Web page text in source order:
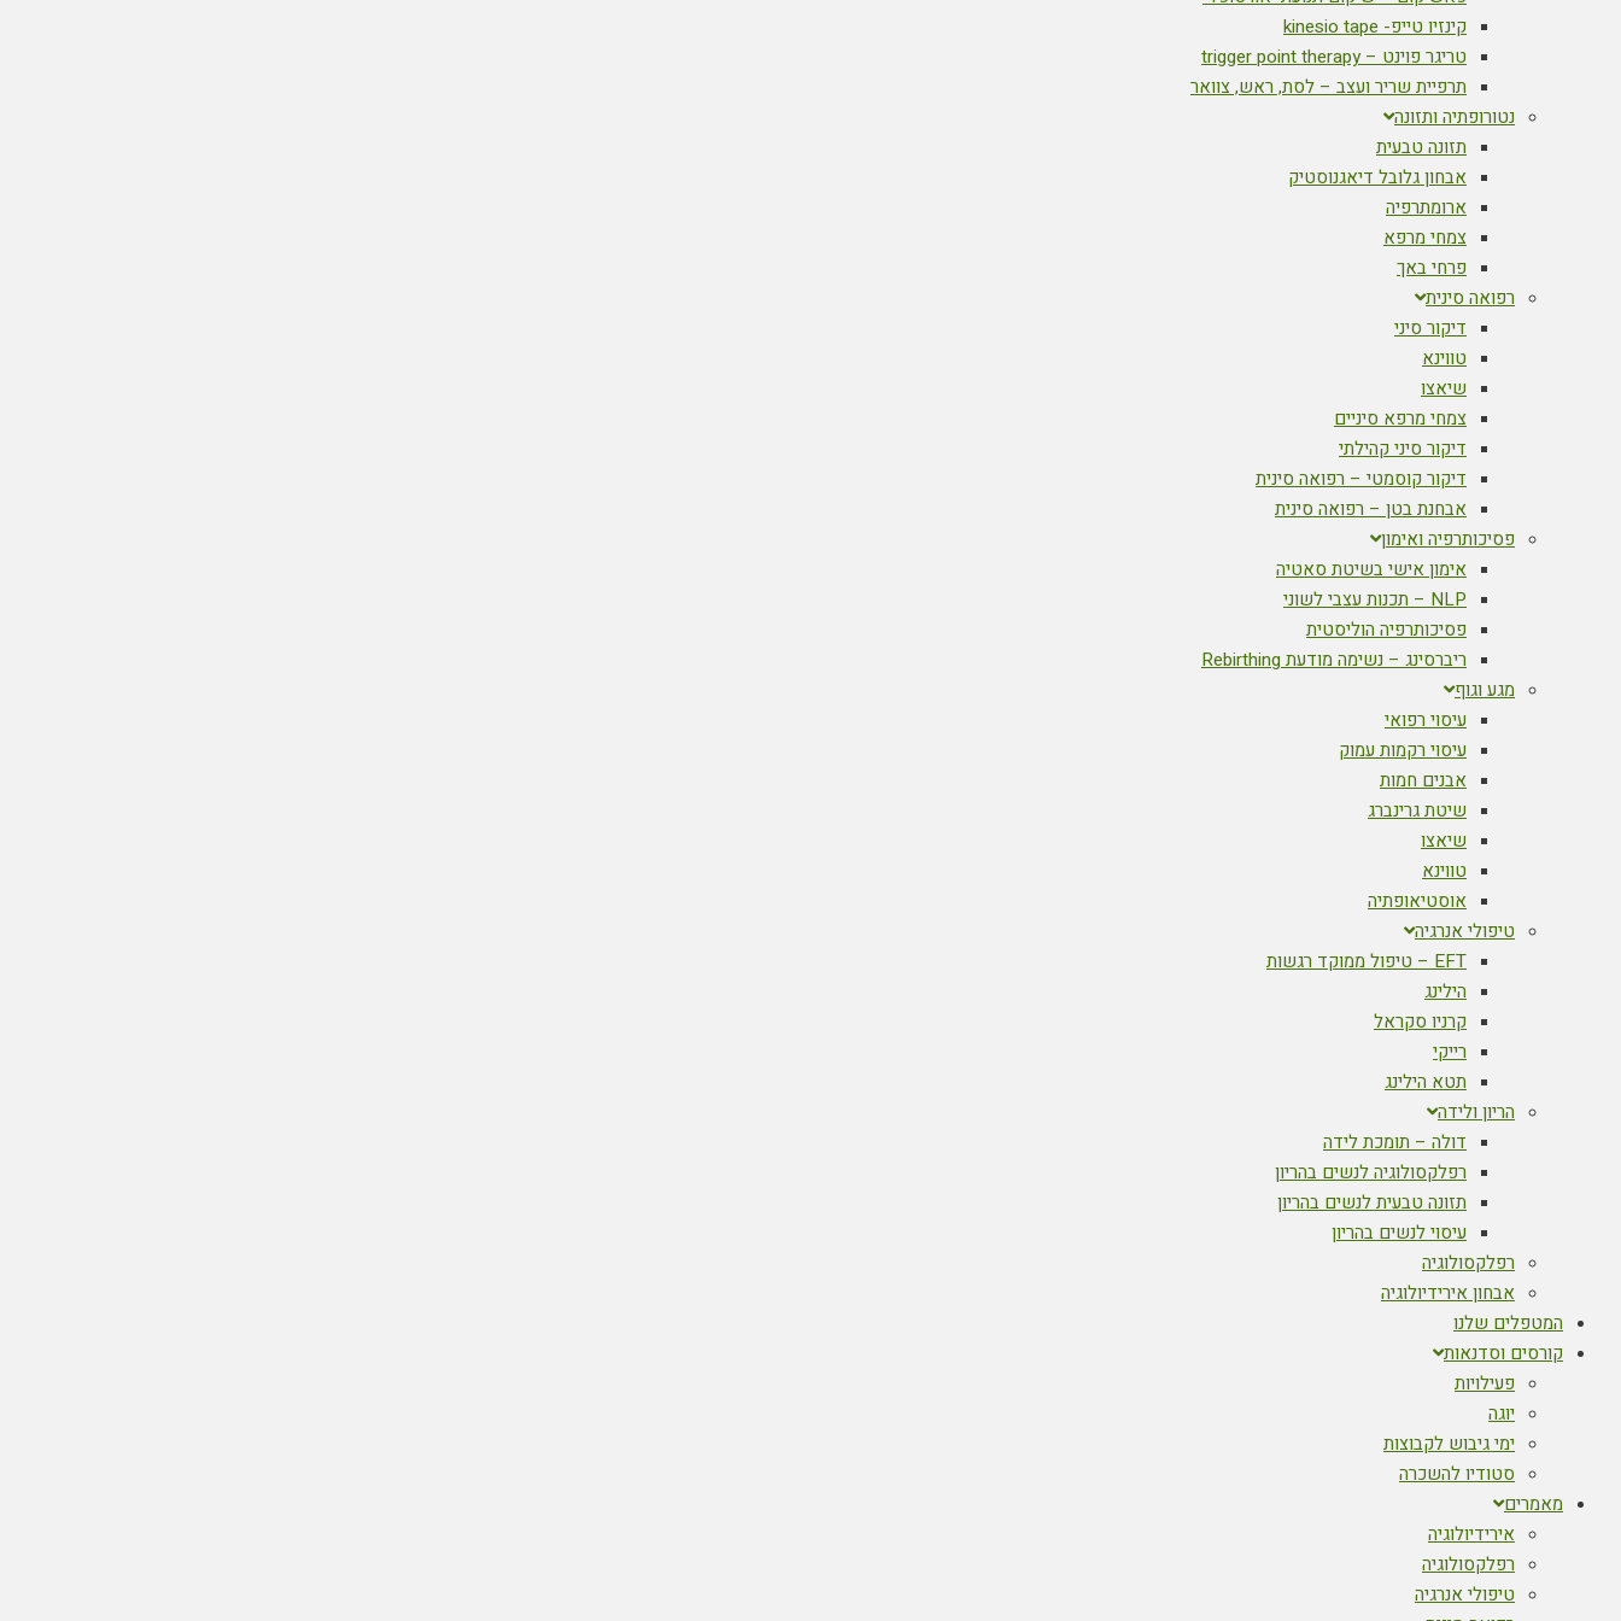
קינזיו טייפ- kinesio tape
טריגר פוינט – trigger point therapy
תרפיית שריר ועצב – לסת, ראש, צוואר
נטורופתיה ותזונה
תזונה טבעית
אבחון גלובל דיאגנוסטיק
ארומתרפיה
צמחי מרפא
פרחי באך
רפואה סינית
דיקור סיני
טווינא
שיאצו
צמחי מרפא סיניים
דיקור סיני קהילתי
דיקור קוסמטי – רפואה סינית
אבחנת בטן – רפואה סינית
פסיכותרפיה ואימון
אימון אישי בשיטת סאטיה
NLP – תכנות עצבי לשוני
פסיכותרפיה הוליסטית
ריברסינג – נשימה מודעת Rebirthing
מגע וגוף
עיסוי רפואי
עיסוי רקמות עמוק
אבנים חמות
שיטת גרינברג
שיאצו
טווינא
אוסטיאופתיה
טיפולי אנרגיה
EFT – טיפול ממוקד רגשות
הילינג
קרניו סקראל
רייקי
תטא הילינג
הריון ולידה
דולה – תומכת לידה
רפלקסולוגיה לנשים בהריון
תזונה טבעית לנשים בהריון
עיסוי לנשים בהריון
רפלקסולוגיה
אבחון אירידיולוגיה
המטפלים שלנו
קורסים וסדנאות
פעילויות
יוגה
ימי גיבוש לקבוצות
סטודיו להשכרה
מאמרים
אירידיולוגיה
רפלקסולוגיה
טיפולי אנרגיה